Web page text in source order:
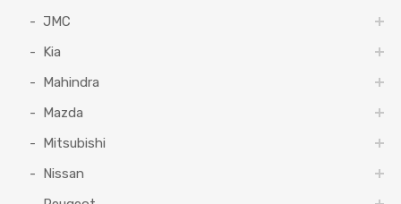
JMC
Kia
Mahindra
Mazda
Mitsubishi
Nissan